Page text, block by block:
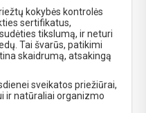
kokybės kontrolės
sertifikatus,
tikslumą, ir neturi
Tai švarūs, patikimi
skaidrumą, atsakingą
sveikatos priežiūrai,
ir natūraliai organizmo